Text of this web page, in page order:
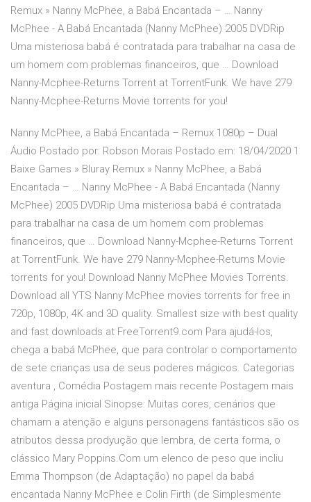
Remux » Nanny McPhee, a Babá Encantada – … Nanny
McPhee - A Babá Encantada (Nanny McPhee) 2005 DVDRip
Uma misteriosa babá é contratada para trabalhar na casa de
um homem com problemas financeiros, que … Download
Nanny-Mcphee-Returns Torrent at TorrentFunk. We have 279
Nanny-Mcphee-Returns Movie torrents for you!
Nanny McPhee, a Babá Encantada – Remux 1080p – Dual
Áudio Postado por: Robson Morais Postado em: 18/04/2020 1
Baixe Games » Bluray Remux » Nanny McPhee, a Babá
Encantada – … Nanny McPhee - A Babá Encantada (Nanny
McPhee) 2005 DVDRip Uma misteriosa babá é contratada
para trabalhar na casa de um homem com problemas
financeiros, que … Download Nanny-Mcphee-Returns Torrent
at TorrentFunk. We have 279 Nanny-Mcphee-Returns Movie
torrents for you! Download Nanny McPhee Movies Torrents.
Download all YTS Nanny McPhee movies torrents for free in
720p, 1080p, 4K and 3D quality. Smallest size with best quality
and fast downloads at FreeTorrent9.com Para ajudá-los,
chega a babá McPhee, que para controlar o comportamento
de sete crianças usa de seus poderes mágicos. Categorias
aventura , Comédia Postagem mais recente Postagem mais
antiga Página inicial Sinopse: Muitas cores, cenários que
chamam a atenção e alguns personagens fantásticos são os
atributos dessa prodyução que lembra, de certa forma, o
clássico Mary Poppins.Com um elenco de peso que incliu
Emma Thompson (de Adaptação) no papel da babá
encantada Nanny McPhee e Colin Firth (de Simplesmente